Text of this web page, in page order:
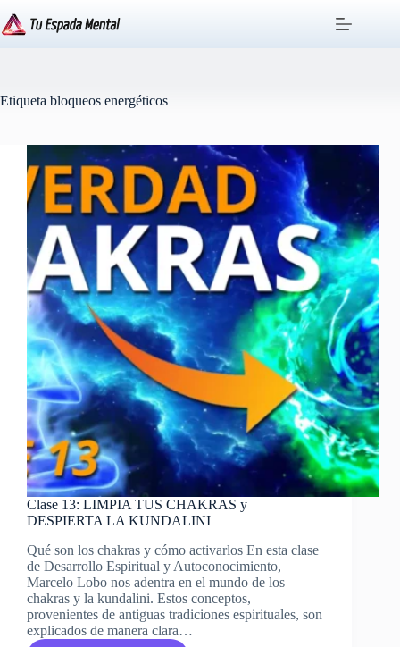
al
contenido
Etiqueta bloqueos energéticos
Clase 13: LIMPIA TUS CHAKRAS y
DESPIERTA LA KUNDALINI
Qué son los chakras y cómo activarlos En esta clase
de Desarrollo Espiritual y Autoconocimiento,
Marcelo Lobo nos adentra en el mundo de los
chakras y la kundalini. Estos conceptos,
provenientes de antiguas tradiciones espirituales, son
explicados de manera clara…